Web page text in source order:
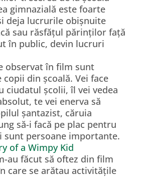
gimnazială este foarte
deja lucrurile obișnuite
sau răsfățul părinților față
în public, devin lucruri
observat în film sunt
din școală. Vei face
ciudatul școlii, îl vei vedea
te vei enerva să
șantazist, căruia
să-i facă pe plac pentru
sunt persoane importante.
au făcut să oftez din film
care se arătau activitățile